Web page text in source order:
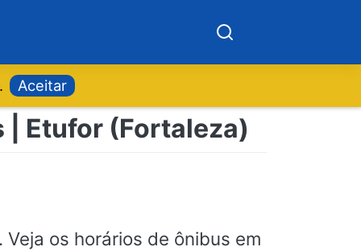
. Aceitar
| Etufor (Fortaleza)
Veja os horários de ônibus em